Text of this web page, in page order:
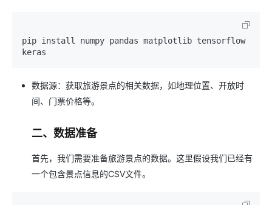
pip install numpy pandas matplotlib tensorflow
数据源：获取旅游景点的相关数据，如地理位置、开放时
间、门票价格等。
二、数据准备
首先，我们需要准备旅游景点的数据。这里假设我们已经有
一个包含景点信息的CSV文件。